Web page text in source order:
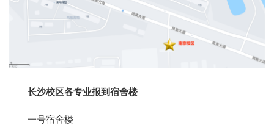
长沙校区各专业报到宿舍楼
一号宿舍楼